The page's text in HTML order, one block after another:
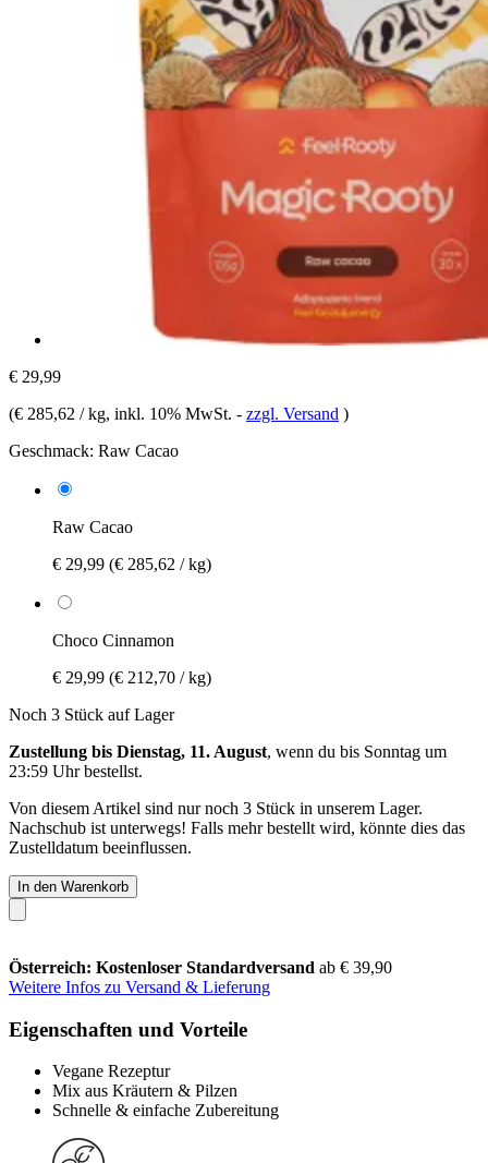
€ 29,99
(€ 285,62 / kg, inkl. 10% MwSt. - zzgl. Versand )
Geschmack: Raw Cacao
Raw Cacao
€ 29,99 (€ 285,62 / kg)
Choco Cinnamon
€ 29,99 (€ 212,70 / kg)
Noch 3 Stück auf Lager
Zustellung bis Dienstag, 11. August, wenn du bis Sonntag um
23:59 Uhrbestellst.
Von diesem Artikel sind nur noch 3 Stück in unserem Lager.
Nachschub ist unterwegs! Falls mehr bestellt wird, könnte dies das
Zustelldatum beeinflussen.
In den Warenkorb
Österreich: Kostenloser Standardversand ab € 39,90
Weitere Infos zu Versand & Lieferung
Eigenschaften und Vorteile
Vegane Rezeptur
Mix aus Kräutern & Pilzen
Schnelle & einfache Zubereitung